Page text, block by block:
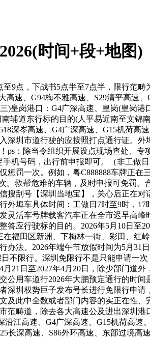
时间+段+地图)
点，下战书5点半至7点半，限行范畴
高速、G94梅不雅高速、S29清平高速
)皇岗港口：G4广深高速、皇岗(皇岗
辅道东行标的目的(人平易近南至文
深岑高速、G4广深高速、G15机荷
深圳市道行驶的应按照打点通行证。
ps：除当令组织开展设点现场查处、
机号码，出行前申报即可。（非工
惩罚一次。例如，粤C888888车牌正
。救帮危难的车辆，及时申报可免罚
搜刮号【深圳当地宝】，关心后正在
外埠车具体时间：工做日7时至9时，
灵活车号牌载客汽车正在全市迟早高
答应行驶标的目的。2026年5月10日
在福田区新洲、下梅林一街、彩田、
法。2026年端午节放假时间为5月31
日不限行。深圳免限行不是只能申请
21日至2027年4月20日，除少部门道
用车道行2026年大鹏预定通行的时间
深圳权势巨子发布号长进行免限行申
及此中全数或者部门内容的实正在性
范畴道，除去各大高速公及进出深圳
江高速、G4广深高速、G15机荷高速
长深高速、S86外环高速、东部过境